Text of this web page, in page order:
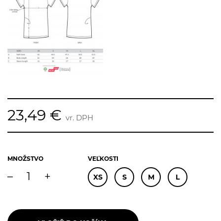
23,49 € vr. DPH
MNOŽSTVO
– +
VEĽKOSTI